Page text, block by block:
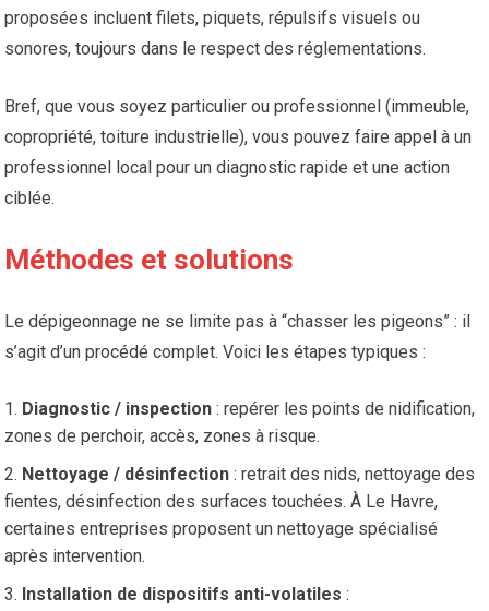
proposées incluent filets, piquets, répulsifs visuels ou
sonores, toujours dans le respect des réglementations.
Bref, que vous soyez particulier ou professionnel (immeuble,
copropriété, toiture industrielle), vous pouvez faire appel à un
professionnel local pour un diagnostic rapide et une action
ciblée.
Méthodes et solutions
Le dépigeonnage ne se limite pas à “chasser les pigeons” : il
s’agit d’un procédé complet. Voici les étapes typiques :
Diagnostic / inspection : repérer les points de nidification,
zones de perchoir, accès, zones à risque.
Nettoyage / désinfection : retrait des nids, nettoyage des
fientes, désinfection des surfaces touchées. À Le Havre,
certaines entreprises proposent un nettoyage spécialisé
après intervention.
Installation de dispositifs anti-volatiles :